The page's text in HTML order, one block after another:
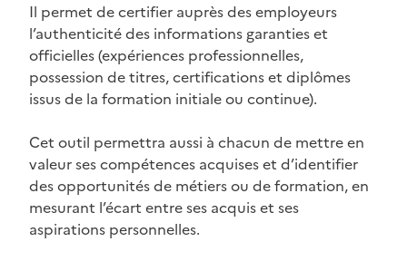
Il permet de certifier auprès des employeurs
l’authenticité des informations garanties et
officielles (expériences professionnelles,
possession de titres, certifications et diplômes
issus de la formation initiale ou continue).
Cet outil permettra aussi à chacun de mettre en
valeur ses compétences acquises et d’identifier
des opportunités de métiers ou de formation, en
mesurant l’écart entre ses acquis et ses
aspirations personnelles.